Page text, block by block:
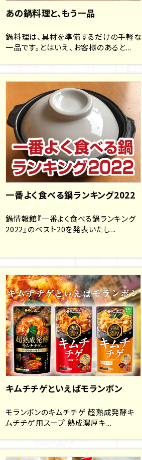
あの鍋料理と、もう一品
鍋料理は、具材を準備するだけの手軽な
一品です。とはいえ、お客様のあると...
一番よく食べる鍋ランキング2022
鍋情報館『一番よく食べる鍋ランキング
2022』のベスト20を発表いたし...
キムチチゲといえばモランボン
モランボンのキムチチゲ 超熟成発酵キ
ムチチゲ用スープ 熟成濃厚キ...